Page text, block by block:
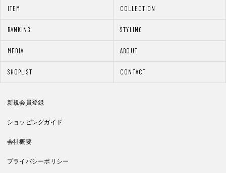
ITEM COLLECTION
RANKING STYLING
MEDIA ABOUT
SHOPLIST CONTACT
新規会員登録
ショッピングガイド
会社概要
プライバシーポリシー